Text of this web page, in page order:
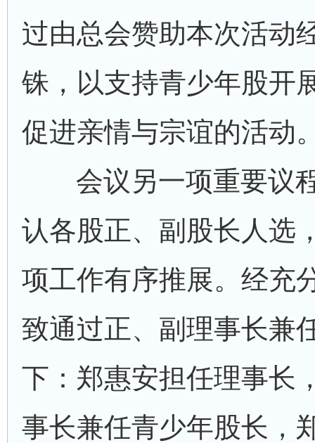
过由总会赞助本次活动
铢，以支持青少年股开
促进亲情与宗谊的活动
会议另一项重要议
认各股正、副股长人选
项工作有序推展。经充
致通过正、副理事长兼
下：郑惠安担任理事长
事长兼任青少年股长，